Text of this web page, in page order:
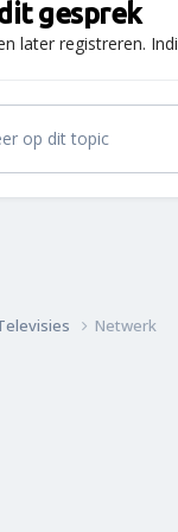
gesprek
later registreren.
op dit topic
Netwerk